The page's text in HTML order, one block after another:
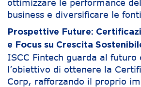
ottimizzare le performance
business e diversificare le
Prospettive Future:
e Focus su Crescita
ISCC Fintech guarda al futuro
l’obiettivo di ottenere la
Corp, rafforzando il proprio